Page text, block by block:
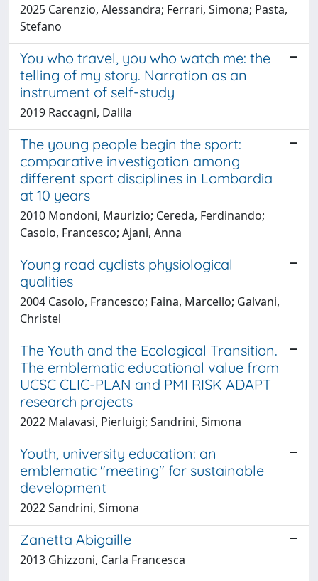
2025 Carenzio, Alessandra; Ferrari, Simona; Pasta,
Stefano
You who travel, you who watch me: the
telling of my story. Narration as an
instrument of self-study
2019 Raccagni, Dalila
The young people begin the sport:
comparative investigation among
different sport disciplines in Lombardia
at 10 years
2010 Mondoni, Maurizio; Cereda, Ferdinando;
Casolo, Francesco; Ajani, Anna
Young road cyclists physiological
qualities
2004 Casolo, Francesco; Faina, Marcello; Galvani,
Christel
The Youth and the Ecological Transition.
The emblematic educational value from
UCSC CLIC-PLAN and PMI RISK ADAPT
research projects
2022 Malavasi, Pierluigi; Sandrini, Simona
Youth, university education: an
emblematic "meeting" for sustainable
development
2022 Sandrini, Simona
Zanetta Abigaille
2013 Ghizzoni, Carla Francesca